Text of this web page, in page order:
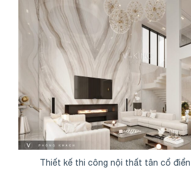
Thiết kế thi công nội thất tân cổ điển